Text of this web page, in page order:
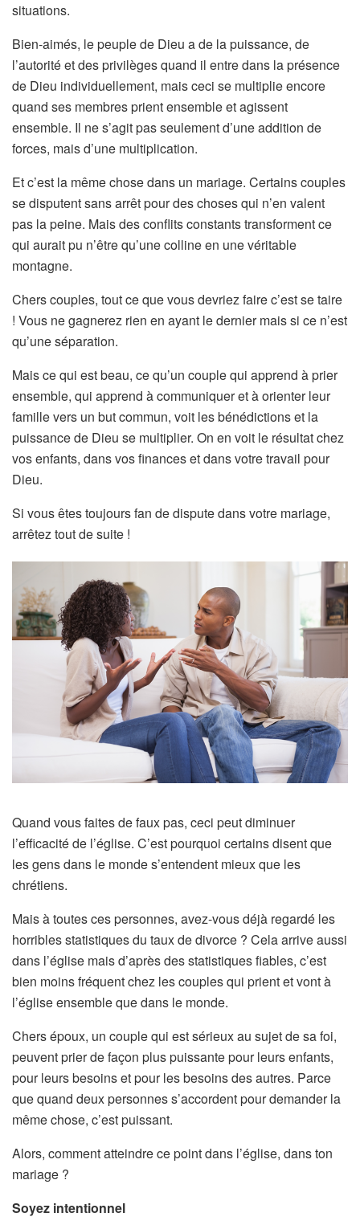
situations.
Bien-aimés, le peuple de Dieu a de la puissance, de
l’autorité et des privilèges quand il entre dans la présence
de Dieu individuellement, mais ceci se multiplie encore
quand ses membres prient ensemble et agissent
ensemble. Il ne s’agit pas seulement d’une addition de
forces, mais d’une multiplication.
Et c’est la même chose dans un mariage. Certains couples
se disputent sans arrêt pour des choses qui n’en valent
pas la peine. Mais des conflits constants transforment ce
qui aurait pu n’être qu’une colline en une véritable
montagne.
Chers couples, tout ce que vous devriez faire c’est se taire
! Vous ne gagnerez rien en ayant le dernier mais si ce n’est
qu’une séparation.
Mais ce qui est beau, ce qu’un couple qui apprend à prier
ensemble, qui apprend à communiquer et à orienter leur
famille vers un but commun, voit les bénédictions et la
puissance de Dieu se multiplier. On en voit le résultat chez
vos enfants, dans vos finances et dans votre travail pour
Dieu.
Si vous êtes toujours fan de dispute dans votre mariage,
arrêtez tout de suite !
Quand vous faites de faux pas, ceci peut diminuer
l’efficacité de l’église. C’est pourquoi certains disent que
les gens dans le monde s’entendent mieux que les
chrétiens.
Mais à toutes ces personnes, avez-vous déjà regardé les
horribles statistiques du taux de divorce ? Cela arrive aussi
dans l’église mais d’après des statistiques fiables, c’est
bien moins fréquent chez les couples qui prient et vont à
l’église ensemble que dans le monde.
Chers époux, un couple qui est sérieux au sujet de sa foi,
peuvent prier de façon plus puissante pour leurs enfants,
pour leurs besoins et pour les besoins des autres. Parce
que quand deux personnes s’accordent pour demander la
même chose, c’est puissant.
Alors, comment atteindre ce point dans l’église, dans ton
mariage ?
Soyez intentionnel